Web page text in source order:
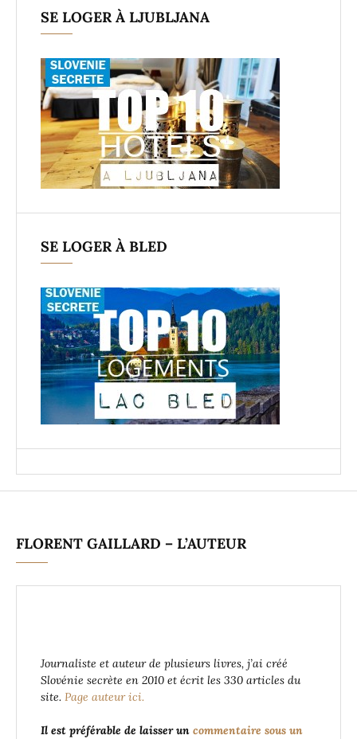
SE LOGER À LJUBLJANA
SE LOGER À BLED
FLORENT GAILLARD – L’AUTEUR
Journaliste et auteur de plusieurs livres, j’ai créé
Slovénie secrète en 2010 et écrit les 330 articles du
site. Page auteur ici.
Il est préférable de laisser un commentaire sous un